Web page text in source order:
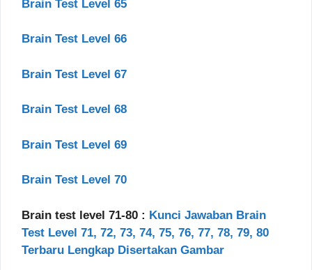
Brain Test Level 65
Brain Test Level 66
Brain Test Level 67
Brain Test Level 68
Brain Test Level 69
Brain Test Level 70
Brain test level 71-80 : Kunci Jawaban Brain
Test Level 71, 72, 73, 74, 75, 76, 77, 78, 79, 80
Terbaru Lengkap Disertakan Gambar